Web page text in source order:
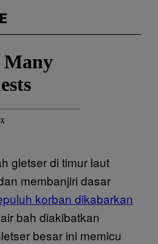
gletser di timur laut
membanjiri dasar
korban dikabarkan
bah diakibatkan
besar ini memicu